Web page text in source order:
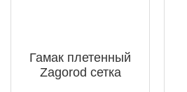
Гамак плетенный
Zagorod сетка